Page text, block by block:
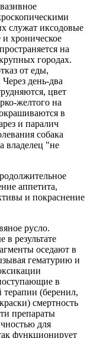
служат иксодовые
и хроническое
на
городах.
от еды,
день-два
цвет
желтого на
в
и паралич
собака
владелец "не
аппетита,
и покраснение
русло.
результате
оседают в
гематурию и
в
терапии (беренил,
смертность
препараты
для
функционирует